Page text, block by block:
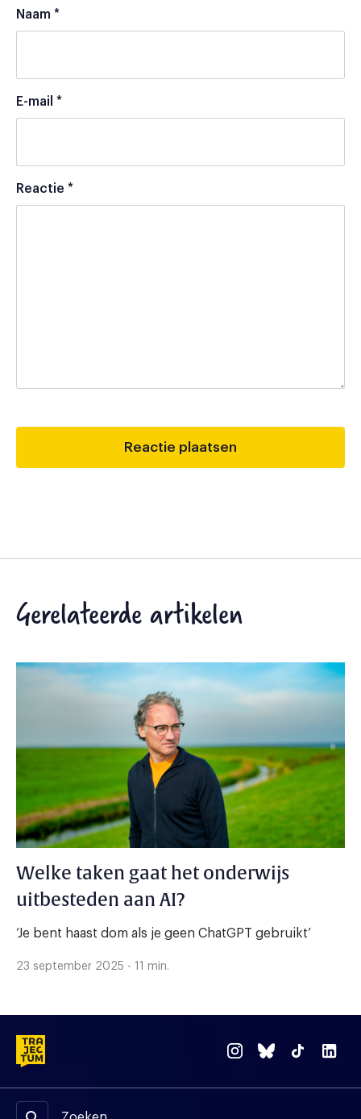
Naam *
E-mail *
Reactie *
Gerelateerde artikelen
Welke taken gaat het onderwijs
uitbesteden aan AI?
‘Je bent haast dom als je geen ChatGPT gebruikt’
23 september 2025 - 11 min.